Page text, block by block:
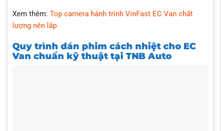
Xem thêm: Top camera hành trình VinFast EC Van chất
lượng nên lắp
Quy trình dán phim cách nhiệt cho EC
Van chuẩn kỹ thuật tại TNB Auto